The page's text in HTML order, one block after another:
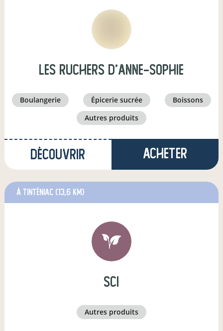
Les Ruchers d'Anne-Sophie
boulangerie épicerie sucrée
boissons
autres produits
Découvrir Acheter
à Tinténiac (13,6 km)
sci
autres produits